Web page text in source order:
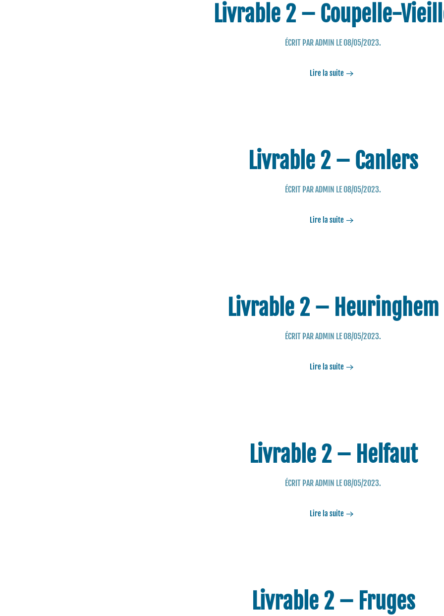
Livrable 2 – Coupelle-
ÉCRIT PARADMIN LE08/05/2023.
Lire la suite
Livrable 2 – Canlers
ÉCRIT PARADMIN LE08/05/2023.
Lire la suite
Livrable 2 – Heuringhem
ÉCRIT PARADMIN LE08/05/2023.
Lire la suite
Livrable 2 – Helfaut
ÉCRIT PARADMIN LE08/05/2023.
Lire la suite
Livrable 2 – Fruges